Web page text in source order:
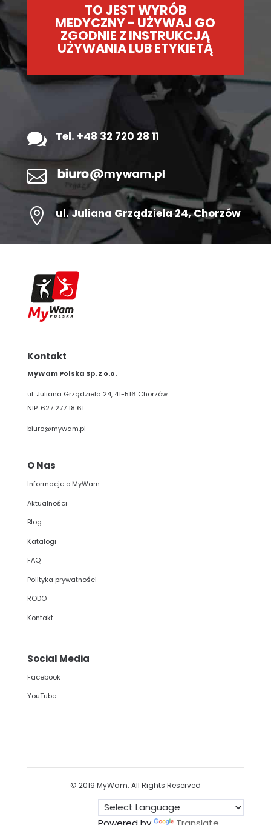
TO JEST WYRÓB
MEDYCZNY - UŻYWAJ GO
ZGODNIE Z INSTRUKCJĄ
UŻYWANIA LUB ETYKIETĄ
 Tel. +48 32 720 28 11

 ul.Juliana Grządziela 24, Chorzów
Kontakt
MyWam Polska Sp. z o.o.
ul. Juliana Grządziela 24, 41-516 Chorzów
NIP: 627 277 18 61
biuro@mywam.pl
O Nas
Informacje o MyWam
Aktualności
Blog
Katalogi
FAQ
Polityka prywatności
RODO
Kontakt
Social Media
Facebook
YouTube
© 2019 MyWam. All Rights Reserved